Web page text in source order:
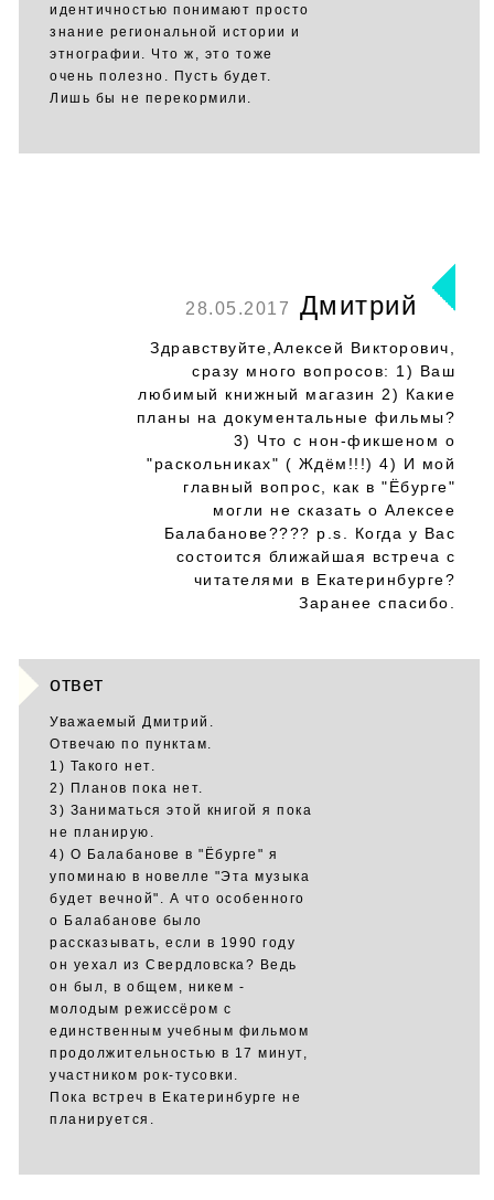
идентичностью понимают просто
знание региональной истории и
этнографии. Что ж, это тоже
очень полезно. Пусть будет.
Лишь бы не перекормили.
28.05.2017 Дмитрий
Здравствуйте,Алексей Викторович,
сразу много вопросов: 1) Ваш
любимый книжный магазин 2) Какие
планы на документальные фильмы?
3) Что с нон-фикшеном о
"раскольниках" ( Ждём!!!) 4) И мой
главный вопрос, как в "Ёбурге"
могли не сказать о Алексее
Балабанове???? p.s. Когда у Вас
состоится ближайшая встреча с
читателями в Екатеринбурге?
Заранее спасибо.
ответ
Уважаемый Дмитрий.
Отвечаю по пунктам.
1) Такого нет.
2) Планов пока нет.
3) Заниматься этой книгой я пока
не планирую.
4) О Балабанове в "Ёбурге" я
упоминаю в новелле "Эта музыка
будет вечной". А что особенного
о Балабанове было
рассказывать, если в 1990 году
он уехал из Свердловска? Ведь
он был, в общем, никем -
молодым режиссёром с
единственным учебным фильмом
продолжительностью в 17 минут,
участником рок-тусовки.
Пока встреч в Екатеринбурге не
планируется.